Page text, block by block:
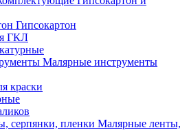
Гипсокартон
ГКЛ
Малярные инструменты
краски
Малярные ленты,